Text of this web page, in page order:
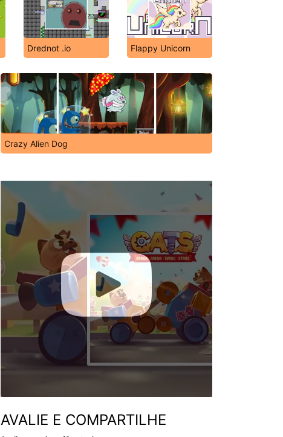
Drednot .io Flappy Unicorn
Crazy Alien Dog
AVALIE E COMPARTILHE